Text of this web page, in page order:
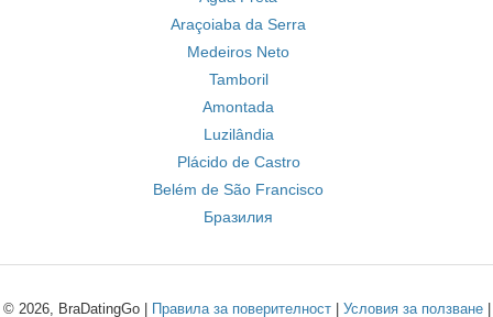
Araçoiaba da Serra
Medeiros Neto
Tamboril
Amontada
Luzilândia
Plácido de Castro
Belém de São Francisco
Бразилия
© 2026, BraDatingGo | Правила за поверителност| Условия за ползване|